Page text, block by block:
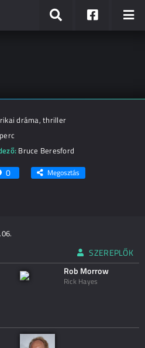
dráma, thriller
Bruce Beresford
0 Megosztás
SZEREPLŐK
Rob Morrow
Rick Hayes